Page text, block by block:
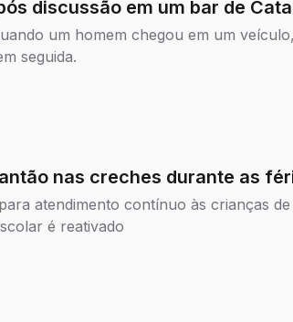
discussão em um bar de
um homem chegou em um veículo,
seguida.
nas creches durante as
atendimento contínuo às crianças
é reativado